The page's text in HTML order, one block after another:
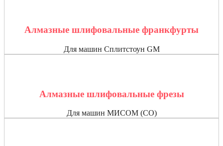
Алмазные шлифовальные франкфурты
Для машин Сплитстоун GM
Алмазные шлифовальные фрезы
Для машин МИСОМ (СО)